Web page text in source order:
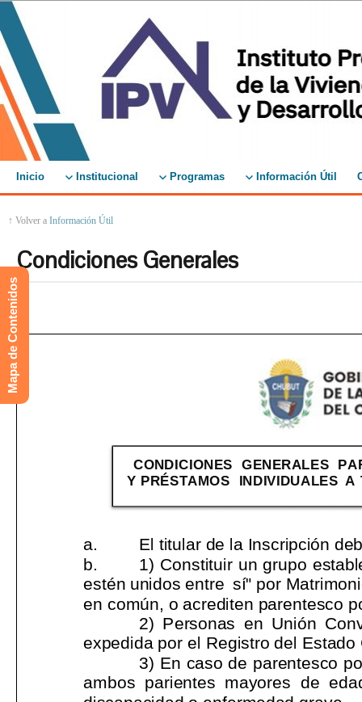
Inicio Institucional Programas Información Útil
↑ Volver a Información Útil
Condiciones Generales
Mapa de Contenidos